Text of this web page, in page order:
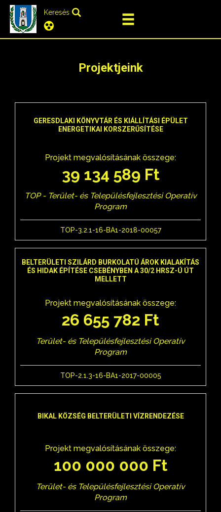
Keresés
Projektjeink
GERESDLAKI KÖNYVTÁR ÉS KIÁLLÍTÁSI ÉPÜLET
ENERGETIKAI KORSZERŰSÍTÉSE
Projekt megvalósításának összege:
39 134 589 Ft
TOP - Terület- és Településfejlesztési Operatív
Program
TOP-3.2.1-16-BA1-2018-00057
BELTERÜLETI SZILÁRD BURKOLATÚ ÁROK KIALAKÍTÁS
ÉS HIDAK ÉPÍTÉSE CSEBÉNYBEN A 30/2 HRSZ-Ú ÚT
MELLETT
Projekt megvalósításának összege:
26 655 782 Ft
Terület- és Településfejlesztési Operatív
Program
TOP-2.1.3-16-BA1-2017-00005
BIKAL KÖZSÉG BELTERÜLETI VÍZRENDEZÉSE
Projekt megvalósításának összege:
100 000 000 Ft
Terület- és Településfejlesztési Operatív
Program